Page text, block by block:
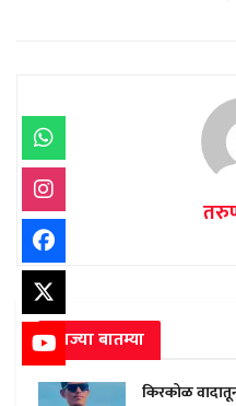
ताज्या बातम्या
किरकोळ